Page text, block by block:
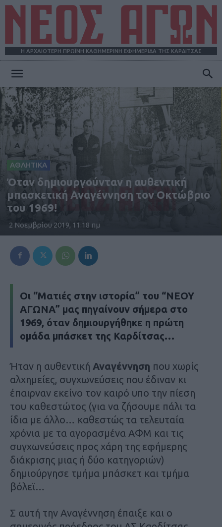
Η ΑΡΧΑΙΟΤΕΡΗ ΠΡΩΪΝΗ ΚΑΘΗΜΕΡΙΝΗ ΕΦΗΜΕΡΙΔΑ ΤΗΣ ΚΑΡΔΙΤΣΑΣ
ΑΘΛΗΤΙΚΑ
Όταν δημιουργούνταν η αυθεντική
μπασκετική Αναγέννηση τον Οκτώβριο
του 1969!
2 Νοεμβρίου 2019, 11:18 πμ
Οι “Ματιές στην ιστορία” του “ΝΕΟΥ
ΑΓΩΝΑ” μας πηγαίνουν σήμερα στο
1969, όταν δημιουργήθηκε η πρώτη
ομάδα μπάσκετ της Καρδίτσας…
Ήταν η αυθεντική Αναγέννηση που χωρίς
αλχημείες, συγχωνεύσεις που έδιναν κι
έπαιρναν εκείνο τον καιρό υπο την πίεση
του καθεστώτος (για να ζήσουμε πάλι τα
ίδια με άλλο… καθεστώς τα τελευταία
χρόνια με τα αγορασμένα ΑΦΜ και τις
συγχωνεύσεις προς χάρη της εφήμερης
διάκρισης μιας ή δύο κατηγοριών)
δημιούργησε τμήμα μπάσκετ και τμήμα
βόλεϊ…
Σ αυτή την Αναγέννηση έπαιξε και ο